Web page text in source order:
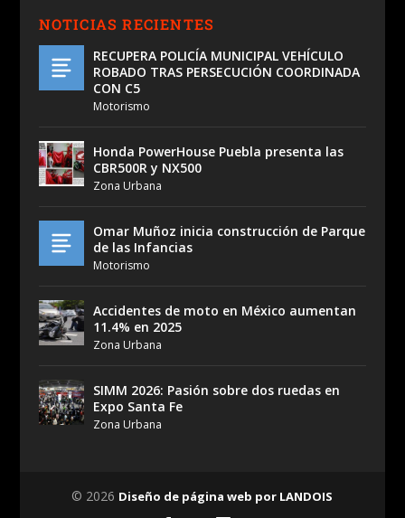
NOTICIAS RECIENTES
RECUPERA POLICÍA MUNICIPAL VEHÍCULO
ROBADO TRAS PERSECUCIÓN COORDINADA
CON C5
Motorismo
Honda PowerHouse Puebla presenta las
CBR500R y NX500
Zona Urbana
Omar Muñoz inicia construcción de Parque
de las Infancias
Motorismo
Accidentes de moto en México aumentan
11.4% en 2025
Zona Urbana
SIMM 2026: Pasión sobre dos ruedas en
Expo Santa Fe
Zona Urbana
© 2026 Diseño de página web por LANDOIS